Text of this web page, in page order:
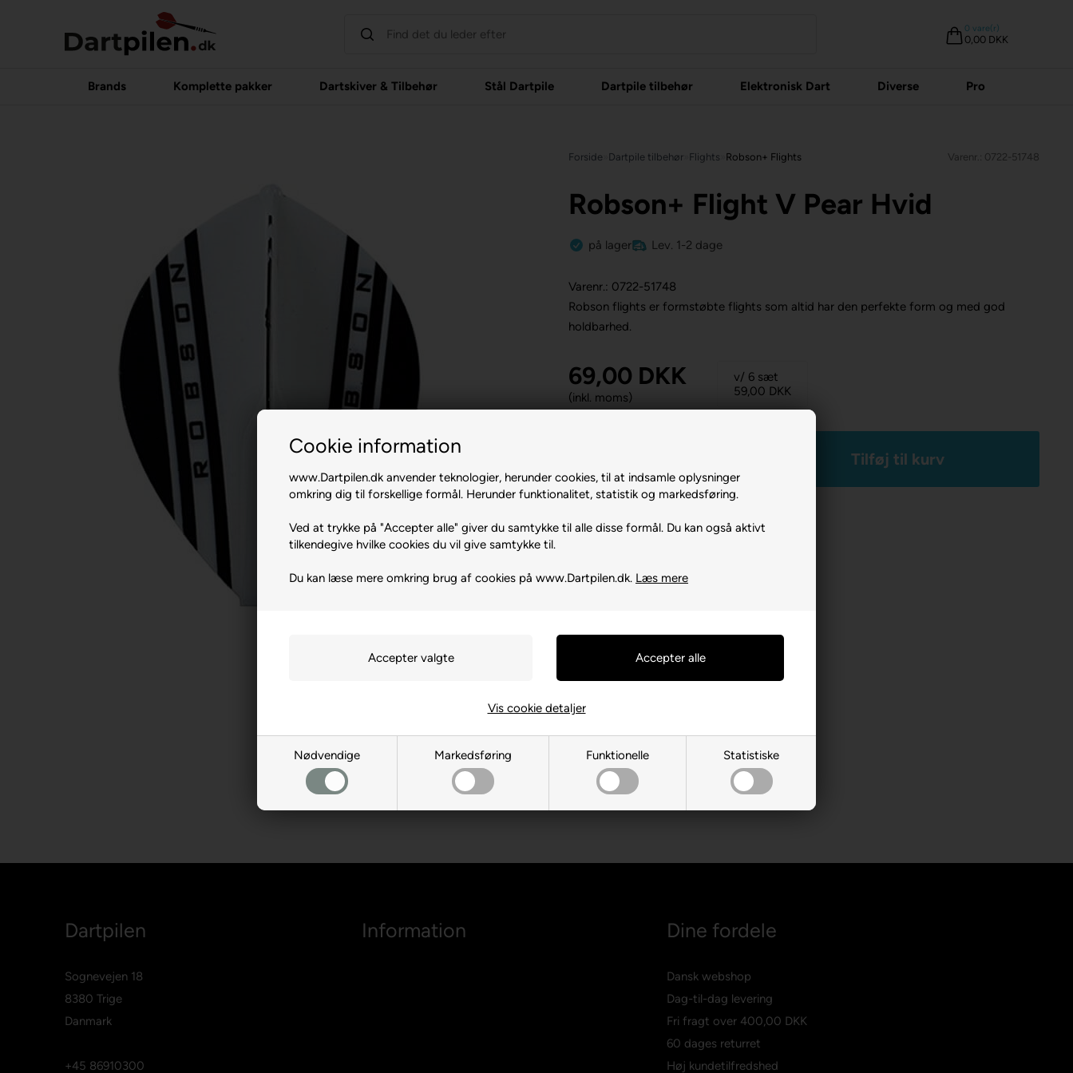
Cookie information
www.Dartpilen.dk anvender teknologier, herunder cookies, til at indsamle oplysninger
omkring dig til forskellige formål. Herunder funktionalitet, statistik og markedsføring.
Ved at trykke på "Accepter alle" giver du samtykke til alle disse formål. Du kan også aktivt
tilkendegive hvilke cookies du vil give samtykke til.
Du kan læse mere omkring brug af cookies på www.Dartpilen.dk. Læs mere
Nødvendige Markedsføring Funktionelle Statistiske
Vis cookie detaljer
0 vare(r)
0,00 DKK
Brands Komplette pakker Dartskiver & Tilbehør Stål Dartpile Dartpile tilbehør Elektronisk Dart Diverse Pro
Forside Dartpile tilbehør Flights Robson+ Flights Varenr.: 0722-51748
Robson+ Flight V Pear Hvid
på lager Lev. 1-2 dage
Varenr.: 0722-51748
Robson flights er formstøbte flights som altid har den perfekte form og med god
holdbarhed.
69,00 DKK
(inkl. moms)
v/ 6 sæt
59,00 DKK
Dartpilen
Sognevejen 18
8380 Trige
Danmark
+45 86910300
Information Dine fordele
Dansk webshop
Dag-til-dag levering
Fri fragt over 400,00 DKK
60 dages returret
Høj kundetilfredshed